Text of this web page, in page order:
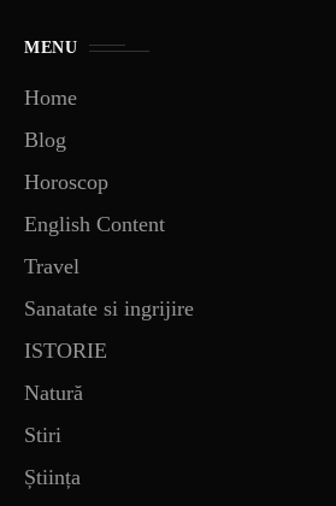
MENU
Home
Blog
Horoscop
English Content
Travel
Sanatate si ingrijire
ISTORIE
Natură
Stiri
Știința